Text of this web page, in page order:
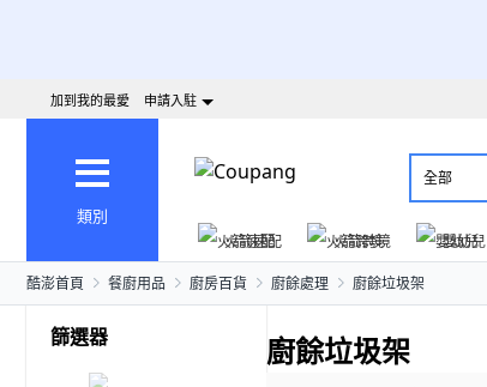
加到我的最愛 申請入駐
類別
全部
火箭速配
火箭跨境 嬰幼兒
酷澎首頁 餐廚用品 廚房百貨 廚餘處理 廚餘垃圾架
篩選器 廚餘垃圾架